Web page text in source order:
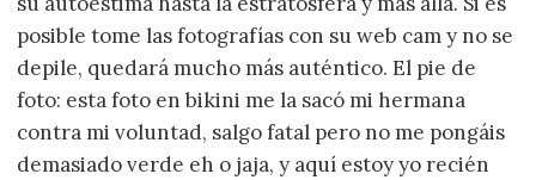
posible tome las fotografías con su web cam y no se
depile, quedará mucho más auténtico. El pie de
foto: esta foto en bikini me la sacó mi hermana
contra mi voluntad, salgo fatal pero no me pongáis
demasiado verde eh o jaja, y aquí estoy yo recién